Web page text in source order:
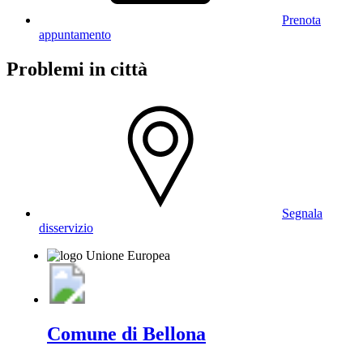
Prenota
appuntamento
Problemi in città
Segnala
disservizio
Comune di Bellona